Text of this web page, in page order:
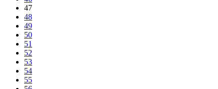
47
48
49
50
51
52
53
54
55